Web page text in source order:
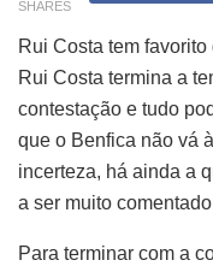
SHARES
Rui Costa tem
Rui Costa termina a
contestação e tudo
que o Benfica não vá
incerteza, há ainda a
a ser muito
Para terminar com a